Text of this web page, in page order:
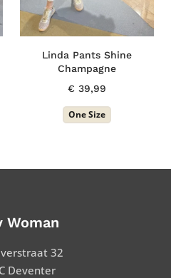
Linda Pants Shine
Champagne
€ 39,99
One Size
Woman
32
Deventer